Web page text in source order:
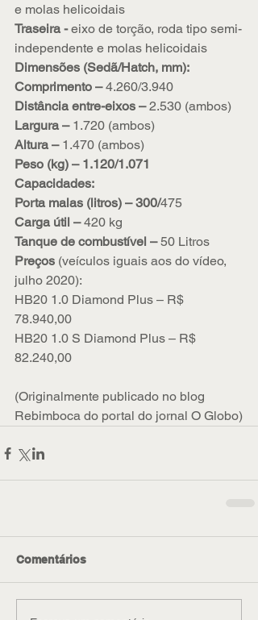
e molas helicoidais
Traseira - eixo de torção, roda tipo semi-
independente e molas helicoidais
Dimensões (Sedã/Hatch, mm):
Comprimento – 4.260/3.940
Distância entre-eixos – 2.530 (ambos)
Largura – 1.720 (ambos)
Altura – 1.470 (ambos)
Peso (kg) – 1.120/1.071
Capacidades:
Porta malas (litros) – 300/475
Carga útil – 420 kg
Tanque de combustível – 50 Litros
Preços (veículos iguais aos do vídeo,
julho 2020):
HB20 1.0 Diamond Plus – R$
78.940,00
HB20 1.0 S Diamond Plus – R$
82.240,00
(Originalmente publicado no blog
Rebimboca do portal do jornal O Globo)
Comentários